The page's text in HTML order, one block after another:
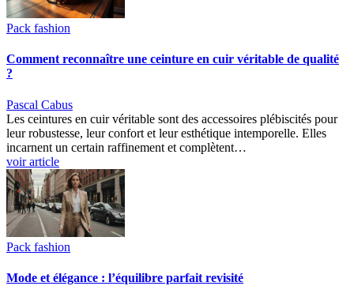
Pack fashion
Comment reconnaître une ceinture en cuir véritable de qualité
?
Pascal Cabus
Les ceintures en cuir véritable sont des accessoires plébiscités pour
leur robustesse, leur confort et leur esthétique intemporelle. Elles
incarnent un certain raffinement et complètent…
voir article
Pack fashion
Mode et élégance : l’équilibre parfait revisité